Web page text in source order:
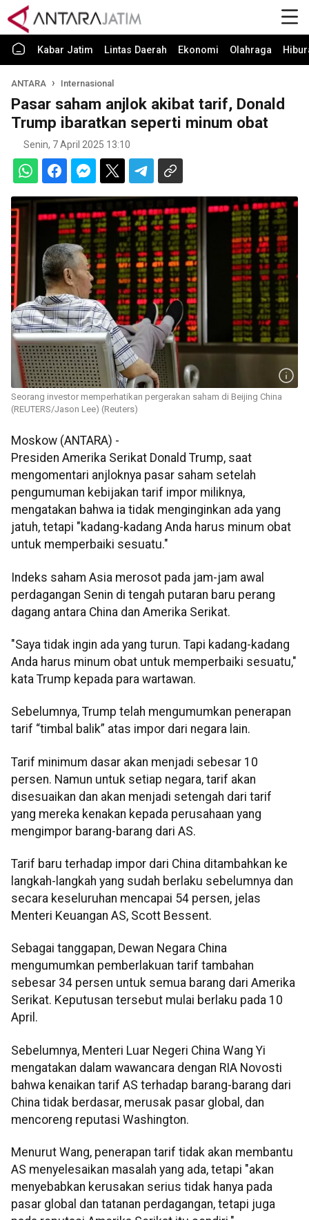
Kabar Jatim Lintas Daerah Ekonomi Olahraga
ANTARA Internasional
Pasar saham anjlok akibat tarif, Donald
Trump ibaratkan seperti minum obat
Senin, 7 April 2025 13:10
Seorang investor memperhatikan pergerakan saham di Beijing China
(REUTERS/Jason Lee) (Reuters)
Moskow (ANTARA) -
Presiden Amerika Serikat Donald Trump, saat
mengomentari anjloknya pasar saham setelah
pengumuman kebijakan tarif impor miliknya,
mengatakan bahwa ia tidak menginginkan ada yang
jatuh, tetapi "kadang-kadang Anda harus minum obat
untuk memperbaiki sesuatu."
Indeks saham Asia merosot pada jam-jam awal
perdagangan Senin di tengah putaran baru perang
dagang antara China dan Amerika Serikat.
"Saya tidak ingin ada yang turun. Tapi kadang-kadang
Anda harus minum obat untuk memperbaiki sesuatu,"
kata Trump kepada para wartawan.
Sebelumnya, Trump telah mengumumkan penerapan
tarif “timbal balik” atas impor dari negara lain.
Tarif minimum dasar akan menjadi sebesar 10
persen. Namun untuk setiap negara, tarif akan
disesuaikan dan akan menjadi setengah dari tarif
yang mereka kenakan kepada perusahaan yang
mengimpor barang-barang dari AS.
Tarif baru terhadap impor dari China ditambahkan ke
langkah-langkah yang sudah berlaku sebelumnya dan
secara keseluruhan mencapai 54 persen, jelas
Menteri Keuangan AS, Scott Bessent.
Sebagai tanggapan, Dewan Negara China
mengumumkan pemberlakuan tarif tambahan
sebesar 34 persen untuk semua barang dari Amerika
Serikat. Keputusan tersebut mulai berlaku pada 10
April.
Sebelumnya, Menteri Luar Negeri China Wang Yi
mengatakan dalam wawancara dengan RIA Novosti
bahwa kenaikan tarif AS terhadap barang-barang dari
China tidak berdasar, merusak pasar global, dan
mencoreng reputasi Washington.
Menurut Wang, penerapan tarif tidak akan membantu
AS menyelesaikan masalah yang ada, tetapi "akan
menyebabkan kerusakan serius tidak hanya pada
pasar global dan tatanan perdagangan, tetapi juga